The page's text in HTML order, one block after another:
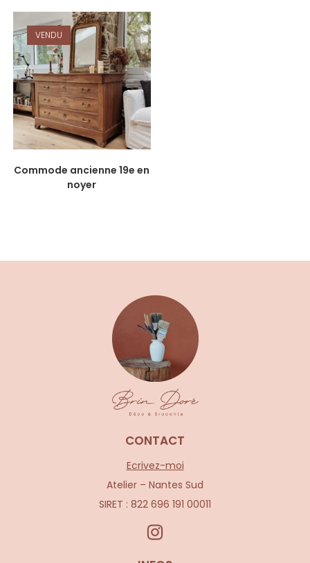
VENDU
Commode ancienne 19e en
noyer
CONTACT
Ecrivez-moi
Atelier – Nantes Sud
SIRET : 822 696 191 00011